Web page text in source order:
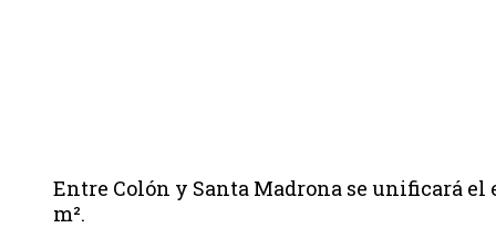
Entre Colón y Santa Madrona se unificará el
m².